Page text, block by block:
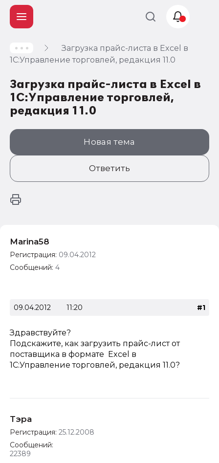
Загрузка прайс-листа в Excel в
1С:Управление торговлей, редакция 11.0
Загрузка прайс-листа в Excel в
1С:Управление торговлей,
редакция 11.0
Новая тема
Ответить
Marina58
Регистрация: 09.04.2012
Сообщений: 4
09.04.2012 11:20 #1
Здравствуйте?
Подскажите, как загрузить прайс-лист от
поставщика в формате Excel в
1С:Управление торговлей, редакция 11.0?
Тэра
Регистрация: 25.12.2008
Сообщений:
22389
Учет и
налогообложение
Автоматизация